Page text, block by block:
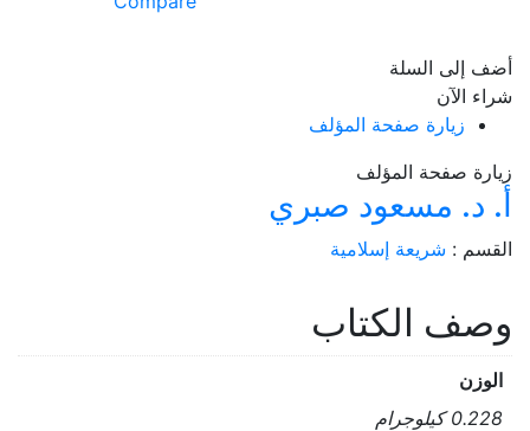
إلى
علم
المقاصد
أضف إلى السلة
شراء الآن
زيارة صفحة المؤلف
زيارة صفحة المؤلف
أ. د. مسعود صبري
القسم : شريعة إسلامية
وصف الكتاب
الوزن
0.228 كيلوجرام